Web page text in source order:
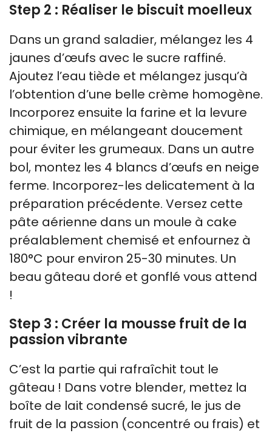
Step 2 : Réaliser le biscuit moelleux
Dans un grand saladier, mélangez les 4
jaunes d’œufs avec le sucre raffiné.
Ajoutez l’eau tiède et mélangez jusqu’à
l’obtention d’une belle crème homogène.
Incorporez ensuite la farine et la levure
chimique, en mélangeant doucement
pour éviter les grumeaux. Dans un autre
bol, montez les 4 blancs d’œufs en neige
ferme. Incorporez-les delicatement à la
préparation précédente. Versez cette
pâte aérienne dans un moule à cake
préalablement chemisé et enfournez à
180°C pour environ 25-30 minutes. Un
beau gâteau doré et gonflé vous attend
!
Step 3 : Créer la mousse fruit de la
passion vibrante
C’est la partie qui rafraîchit tout le
gâteau ! Dans votre blender, mettez la
boîte de lait condensé sucré, le jus de
fruit de la passion (concentré ou frais) et